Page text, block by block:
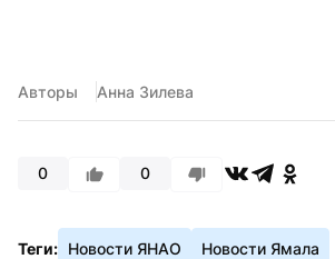
Авторы Анна Зилева
0 0
Теги: Новости ЯНАО Новости Ямала